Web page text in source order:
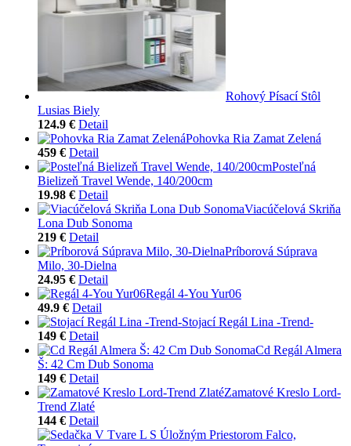
Rohový Písací Stôl
Lusias Biely
124.9 € Detail
Pohovka Ria Zamat Zelená
459 € Detail
Posteľná
Bielizeň Travel Wende, 140/200cm
19.98 € Detail
Viacúčelová Skriňa
Lona Dub Sonoma
219 € Detail
Príborová Súprava
Milo, 30-Dielna
24.95 € Detail
Regál 4-You Yur06
49.9 € Detail
Stojací Regál Lina -Trend-
149 € Detail
Cd Regál Almera
Š: 42 Cm Dub Sonoma
149 € Detail
Zamatové Kreslo Lord-
Trend Zlaté
144 € Detail